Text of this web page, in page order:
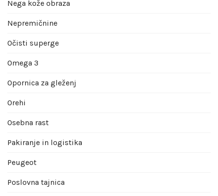
Nega kože obraza
Nepremičnine
Očisti superge
Omega 3
Opornica za gleženj
Orehi
Osebna rast
Pakiranje in logistika
Peugeot
Poslovna tajnica